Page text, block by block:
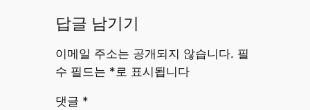
답글 남기기
이메일 주소는 공개되지 않습니다. 필
수 필드는 * 로 표시됩니다
댓글 *